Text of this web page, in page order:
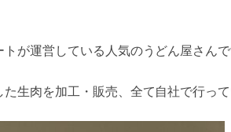
が運営している人気のうどん屋さんで
生肉を加工・販売、全て自社で行って